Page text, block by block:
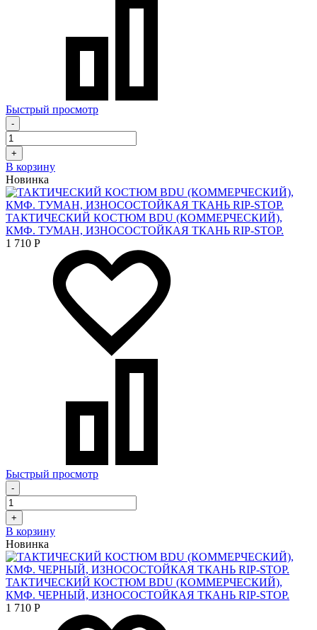
Быстрый просмотр
-
+
В корзину
Новинка
ТАКТИЧЕСКИЙ КОСТЮМ BDU (КОММЕРЧЕСКИЙ),
КМФ. ТУМАН, ИЗНОСОСТОЙКАЯ ТКАНЬ RIP-STOP.
1 710 Р
Быстрый просмотр
-
+
В корзину
Новинка
ТАКТИЧЕСКИЙ КОСТЮМ BDU (КОММЕРЧЕСКИЙ),
КМФ. ЧЕРНЫЙ, ИЗНОСОСТОЙКАЯ ТКАНЬ RIP-STOP.
1 710 Р